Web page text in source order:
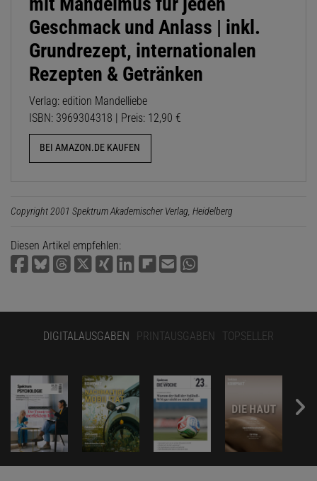
Geschmack und Anlass | inkl.
Grundrezept, internationalen
Rezepten & Getränken
Verlag: edition Mandelliebe
ISBN: 3969304318 | Preis: 12,90 €
BEI AMAZON.DE KAUFEN
Copyright 2001 Spektrum Akademischer Verlag, Heidelberg
Diesen Artikel empfehlen:
DIGITALAUSGABEN PRINTAUSGABEN TOPSELLER